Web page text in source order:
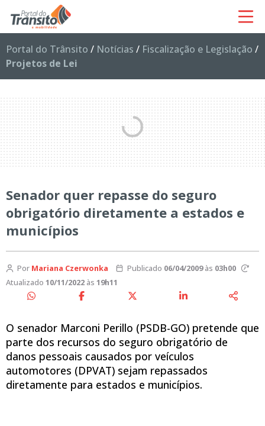
Portal do Trânsito / Notícias / Fiscalização e Legislação /
Projetos de Lei
Senador quer repasse do seguro
obrigatório diretamente a estados e
municípios
Por Mariana Czerwonka Publicado 06/04/2009às 03h00
Atualizado 10/11/2022 às 19h11
O senador Marconi Perillo (PSDB-GO) pretende que
parte dos recursos do seguro obrigatório de
danos pessoais causados por veículos
automotores (DPVAT) sejam repassados
diretamente para estados e municípios.